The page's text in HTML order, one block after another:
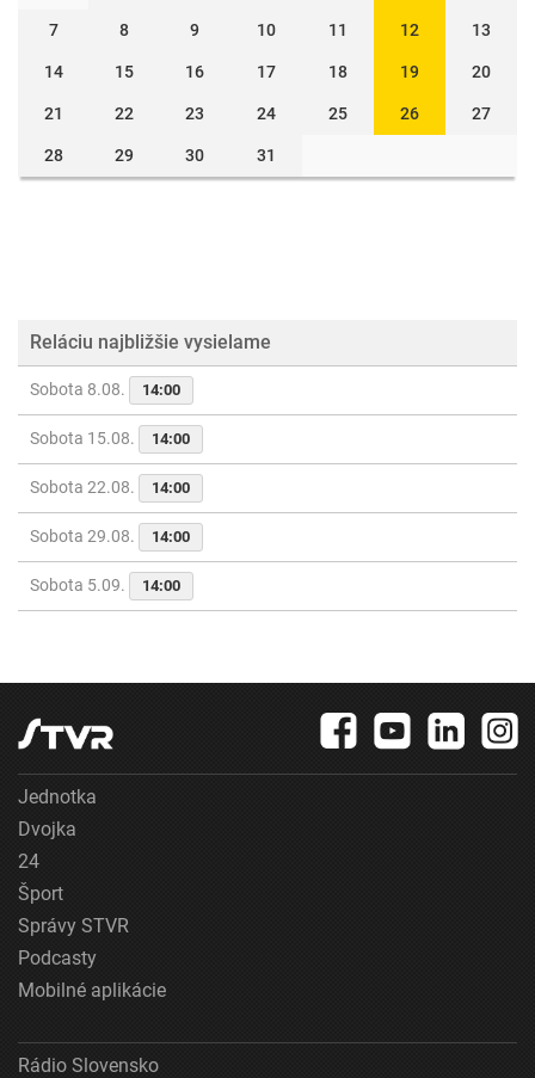
7 8 9 10 11 12 13
14 15 16 17 18 19 20
21 22 23 24 25 26 27
28 29 30 31
Reláciu najbližšie vysielame
Sobota 8.08. 14:00
Sobota 15.08. 14:00
Sobota 22.08. 14:00
Sobota 29.08. 14:00
Sobota 5.09. 14:00
Jednotka
Dvojka
24
Šport
Správy STVR
Podcasty
Mobilné aplikácie
Rádio Slovensko